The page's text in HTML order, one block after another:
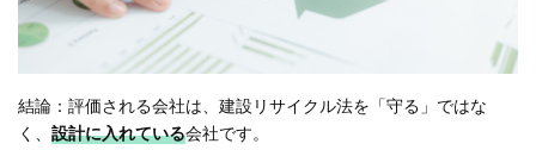
結論：評価される会社は、建設リサイクル法を「守る」ではな
く、 設計に入れている会社です。